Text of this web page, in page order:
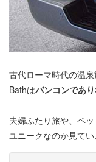
古代ローマ時代の温
Bathはバンコンであ
夫婦ふたり旅や、ペ
ユニークなのか見てい